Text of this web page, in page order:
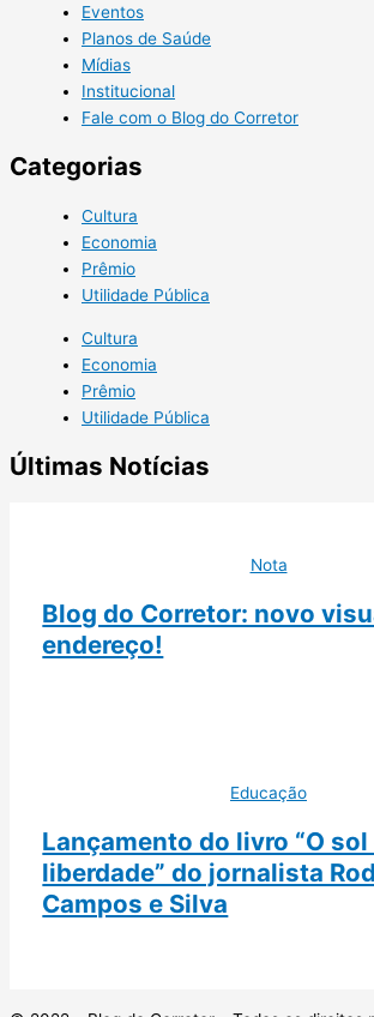
Eventos
Planos de Saúde
Mídias
Institucional
Fale com o Blog do Corretor
Categorias
Cultura
Economia
Prêmio
Utilidade Pública
Cultura
Economia
Prêmio
Utilidade Pública
Últimas Notícias
Nota
Blog do Corretor: novo
endereço!
Educação
Lançamento do livro “O sol
liberdade” do jornalista
Campos e Silva